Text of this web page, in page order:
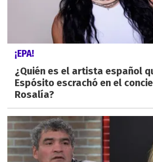
¡EPA!
¿Quién es el artista español
Espósito escrachó en el
Rosalía?